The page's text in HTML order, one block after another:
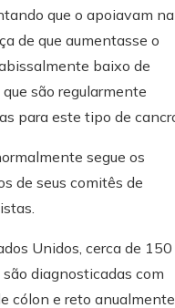
que o apoiavam na
de que aumentasse o
baixo de
são regularmente
para este tipo de
segue os
de seus comitês de
Unidos, cerca de
são diagnosticadas com
cólon e reto